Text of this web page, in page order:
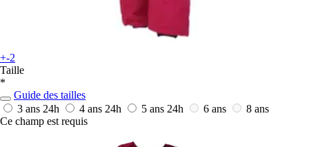
+-2
Taille
*
Guide des tailles
3 ans 24h 4 ans 24h 5 ans 24h 6 ans
8 ans
Ce champ est requis